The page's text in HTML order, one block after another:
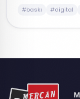
#baskı #digital